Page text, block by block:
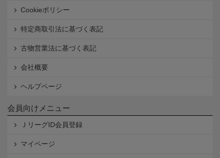
Cookieポリシー
特定商取引法に基づく表記
古物営業法に基づく表記
会社概要
ヘルプページ
会員向けメニュー
ＪリーグID会員登録
マイページ